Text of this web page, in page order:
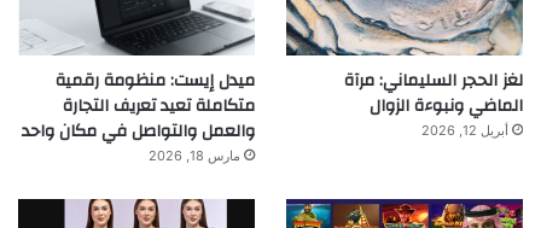
لغز الحجر السليماني: مرآة
الماضي ونبوءة الزوال
أبريل 12, 2026
ميدل إيست: منظومة رقمية
متكاملة تعيد تعريف التجارة
والعمل والتواصل في مكان واحد
مارس 18, 2026